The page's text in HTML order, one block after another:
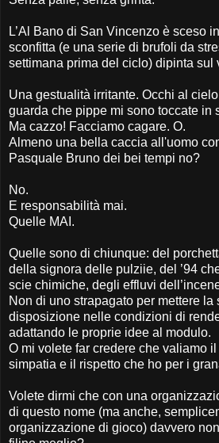
L’Al Bano di San Vincenzo è sceso
sconfitta (e una serie di brufoli da
settimana prima del ciclo) dipinta sul
Una gestualità irritante. Occhi al
guarda che pippe mi sono toccate in
Ma cazzo! Facciamo cagare. O.
Almeno una bella caccia all'uomo
Pasquale Bruno dei bei tempi no?
No.
E responsabilità mai.
Quelle MAI.
Quelle sono di chiunque: del
della signora delle pulziie, del ’94
scie chimiche, degli effluvi
Non di uno strapagato per mettere la
disposizione nelle condizioni di
adattando le proprie idee al modulo.
O mi volete far credere che valiamo
simpatia e il rispetto che ho per i
Volete dirmi che con una
di questo nome (ma anche,
organizzazione di gioco) davvero